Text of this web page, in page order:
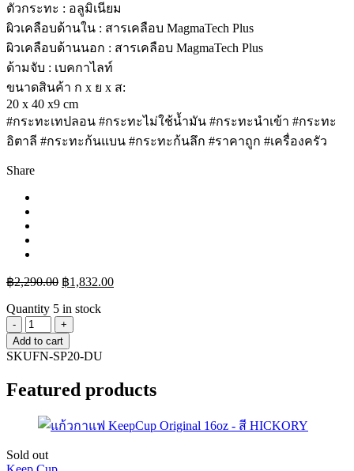
ตัวกระทะ : อลูมิเนียม
ผิวเคลือบด้านใน : สารเคลือบ MagmaTech Plus
ผิวเคลือบด้านนอก : สารเคลือบ MagmaTech Plus
ด้ามจับ : เบคกาไลท์
ขนาดสินค้า ก x ย x ส:
20 x 40 x9 cm
#กระทะเทปลอน #กระทะไม่ใช้น้ำมัน #กระทะนำเข้า #กระทะ
อิตาลี #กระทะก้นแบน #กระทะก้นลึก #ราคาถูก #เครื่องครัว
Share
฿2,290.00 ฿1,832.00
Quantity 5 in stock
Add to cart
SKUFN-SP20-DU
Featured products
Sold out